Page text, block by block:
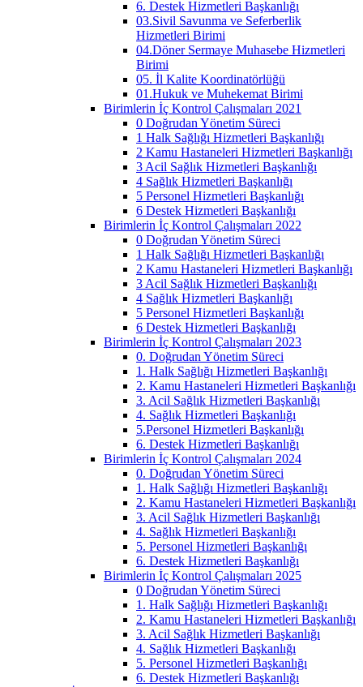
6. Destek Hizmetleri Başkanlığı
03.Sivil Savunma ve Seferberlik
Hizmetleri Birimi
04.Döner Sermaye Muhasebe Hizmetleri
Birimi
05. İl Kalite Koordinatörlüğü
01.Hukuk ve Muhekemat Birimi
Birimlerin İç Kontrol Çalışmaları 2021
0 Doğrudan Yönetim Süreci
1 Halk Sağlığı Hizmetleri Başkanlığı
2 Kamu Hastaneleri Hizmetleri Başkanlığı
3 Acil Sağlık Hizmetleri Başkanlığı
4 Sağlık Hizmetleri Başkanlığı
5 Personel Hizmetleri Başkanlığı
6 Destek Hizmetleri Başkanlığı
Birimlerin İç Kontrol Çalışmaları 2022
0 Doğrudan Yönetim Süreci
1 Halk Sağlığı Hizmetleri Başkanlığı
2 Kamu Hastaneleri Hizmetleri Başkanlığı
3 Acil Sağlık Hizmetleri Başkanlığı
4 Sağlık Hizmetleri Başkanlığı
5 Personel Hizmetleri Başkanlığı
6 Destek Hizmetleri Başkanlığı
Birimlerin İç Kontrol Çalışmaları 2023
0. Doğrudan Yönetim Süreci
1. Halk Sağlığı Hizmetleri Başkanlığı
2. Kamu Hastaneleri Hizmetleri Başkanlığı
3. Acil Sağlık Hizmetleri Başkanlığı
4. Sağlık Hizmetleri Başkanlığı
5.Personel Hizmetleri Başkanlığı
6. Destek Hizmetleri Başkanlığı
Birimlerin İç Kontrol Çalışmaları 2024
0. Doğrudan Yönetim Süreci
1. Halk Sağlığı Hizmetleri Başkanlığı
2. Kamu Hastaneleri Hizmetleri Başkanlığı
3. Acil Sağlık Hizmetleri Başkanlığı
4. Sağlık Hizmetleri Başkanlığı
5. Personel Hizmetleri Başkanlığı
6. Destek Hizmetleri Başkanlığı
Birimlerin İç Kontrol Çalışmaları 2025
0 Doğrudan Yönetim Süreci
1. Halk Sağlığı Hizmetleri Başkanlığı
2. Kamu Hastaneleri Hizmetleri Başkanlığı
3. Acil Sağlık Hizmetleri Başkanlığı
4. Sağlık Hizmetleri Başkanlığı
5. Personel Hizmetleri Başkanlığı
6. Destek Hizmetleri Başkanlığı